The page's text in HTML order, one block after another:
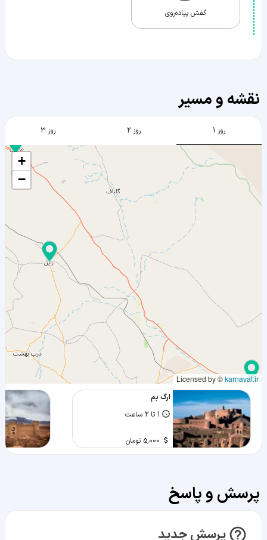
کفش پیاده‌روی
نقشه و مسیر
روز 1 روز 2 روز 3
+
−
Licensed by ©karnaval.ir
ارگ بم
1 تا 2 ساعت
5,000 تومان
پرسش و پاسخ
پرسش جدید